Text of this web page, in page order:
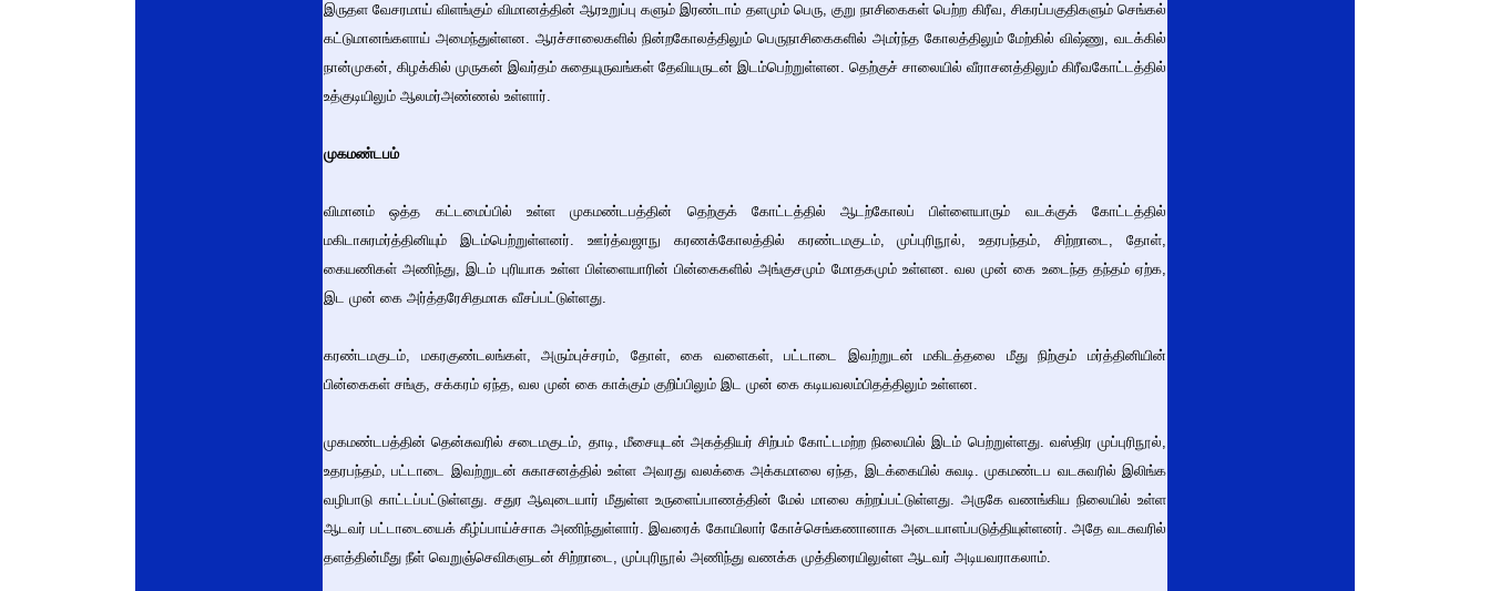
இருதள வேசரமாய் விளங்கும் விமானத்தின் ஆரஉறுப்பு களும் இரண்டாம் தளமும் பெரு, குறு நாசிகைகள் பெற்ற கிரீவ, சிகரப்பகுதிகளும் செங்கல்
கட்டுமானங்களாய் அமைந்துள்ளன. ஆரச்சாலைகளில் நின்றகோலத்திலும் பெருநாசிகைகளில் அமர்ந்த கோலத்திலும் மேற்கில் விஷ்ணு, வடக்கில்
நான்முகன், கிழக்கில் முருகன் இவர்தம் சுதையுருவங்கள் தேவியருடன் இடம்பெற்றுள்ளன. தெற்குச் சாலையில் வீராசனத்திலும் கிரீவகோட்டத்தில்
உத்குடியிலும் ஆலமர்அண்ணல் உள்ளார்.
முகமண்டபம்
விமானம் ஒத்த கட்டமைப்பில் உள்ள முகமண்டபத்தின் தெற்குக் கோட்டத்தில் ஆடற்கோலப் பிள்ளையாரும் வடக்குக் கோட்டத்தில்
மகிடாசுரமர்த்தினியும் இடம்பெற்றுள்ளனர். ஊர்த்வஜாநு கரணக்கோலத்தில் கரண்டமகுடம், முப்புரிநூல், உதரபந்தம், சிற்றாடை, தோள்,
கையணிகள் அணிந்து, இடம் புரியாக உள்ள பிள்ளையாரின் பின்கைகளில் அங்குசமும் மோதகமும் உள்ளன. வல முன் கை உடைந்த தந்தம் ஏற்க,
இட முன் கை அர்த்தரேசிதமாக வீசப்பட்டுள்ளது.
கரண்டமகுடம், மகரகுண்டலங்கள், அரும்புச்சரம், தோள், கை வளைகள், பட்டாடை இவற்றுடன் மகிடத்தலை மீது நிற்கும் மர்த்தினியின்
பின்கைகள் சங்கு, சக்கரம் ஏந்த, வல முன் கை காக்கும் குறிப்பிலும் இட முன் கை கடியவலம்பிதத்திலும் உள்ளன.
முகமண்டபத்தின் தென்சுவரில் சடைமகுடம், தாடி, மீசையுடன் அகத்தியர் சிற்பம் கோட்டமற்ற நிலையில் இடம் பெற்றுள்ளது. வஸ்திர முப்புரிநூல்,
உதரபந்தம், பட்டாடை இவற்றுடன் சுகாசனத்தில் உள்ள அவரது வலக்கை அக்கமாலை ஏந்த, இடக்கையில் சுவடி. முகமண்டப வடசுவரில் இலிங்க
வழிபாடு காட்டப்பட்டுள்ளது. சதுர ஆவுடையார் மீதுள்ள உருளைப்பாணத்தின் மேல் மாலை சுற்றப்பட்டுள்ளது. அருகே வணங்கிய நிலையில் உள்ள
ஆடவர் பட்டாடையைக் கீழ்ப்பாய்ச்சாக அணிந்துள்ளார். இவரைக் கோயிலார் கோச்செங்கணானாக அடையாளப்படுத்தியுள்ளனர். அதே வடசுவரில்
தளத்தின்மீது நீள் வெறுஞ்செவிகளுடன் சிற்றாடை, முப்புரிநூல் அணிந்து வணக்க முத்திரையிலுள்ள ஆடவர் அடியவராகலாம்.